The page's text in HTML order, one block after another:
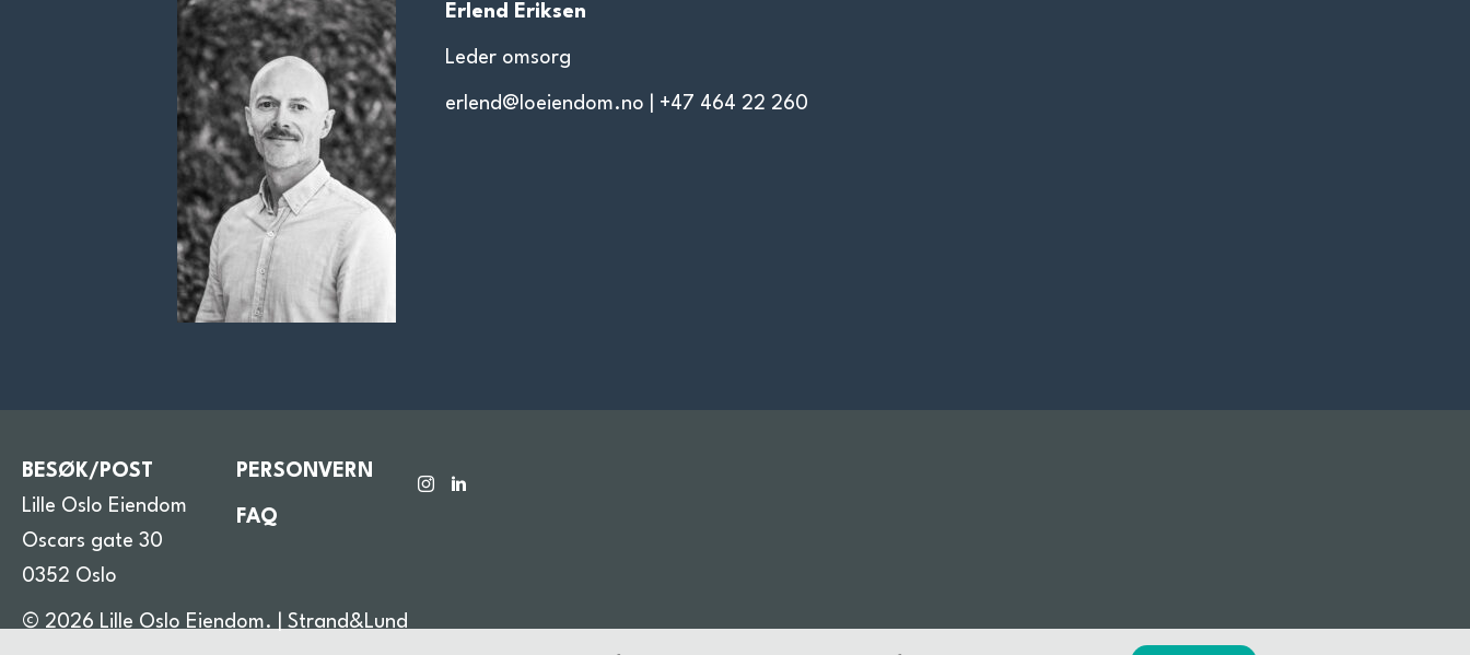
Erlend Eriksen
Leder omsorg
erlend@loeiendom.no | +47 464 22 260
BESØK/POST
Lille Oslo Eiendom
Oscars gate 30
0352 Oslo
PERSONVERN
FAQ
© 2026 Lille Oslo Eiendom. | Strand&Lund